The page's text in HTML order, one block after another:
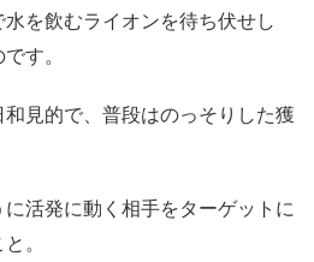
を飲むライオンを待ち伏せし
す。
見的で、普段はのっそりした獲
活発に動く相手をターゲットに
。